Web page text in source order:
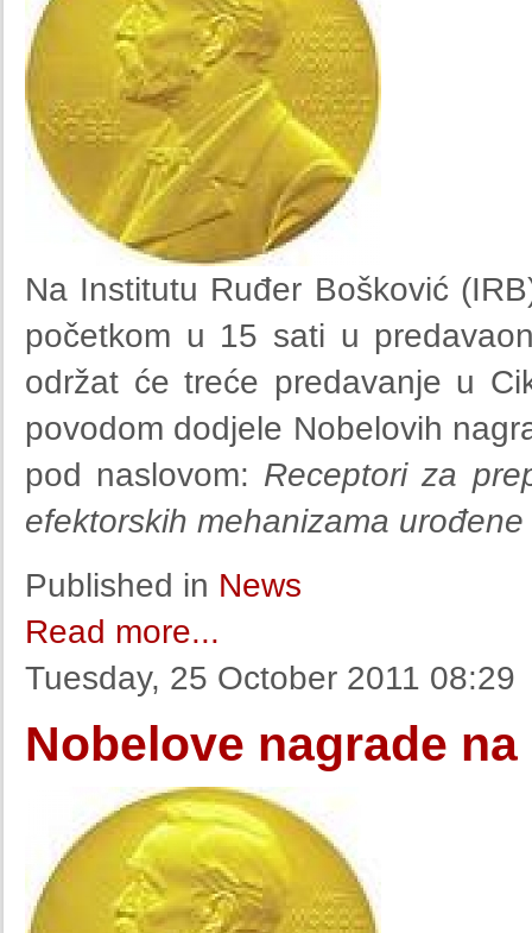
Na Institutu Ruđer Bošković
početkom u 15 sati u
održat će treće predavanje u
povodom dodjele Nobelovih
pod naslovom: Receptori za
efektorskih mehanizama
Published in News
Read more...
Tuesday, 25 October 2011 08:29
Nobelove nagrade